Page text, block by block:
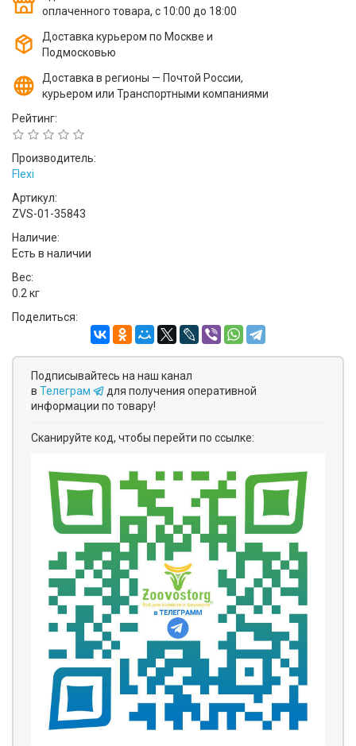
оплаченного товара, с 10:00 до 18:00
Доставка курьером по Москве и
Подмосковью
Доставка в регионы — Почтой России,
курьером или Транспортными компаниями
Рейтинг:
Производитель:
Flexi
Артикул:
ZVS-01-35843
Наличие:
Есть в наличии
Вес:
0.2 кг
Поделиться:
Подписывайтесь на наш канал
в Телеграм
для получения оперативной
информации по товару!
Сканируйте код, чтобы перейти по ссылке: